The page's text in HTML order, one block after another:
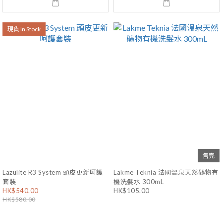
現貨 In Stock
Lazulite R3 System 頭皮更新呵護
套裝
HK$540.00
HK$580.00
售完
Lakme Teknia 法國溫泉天然礦物有
機洗髮水 300mL
HK$105.00